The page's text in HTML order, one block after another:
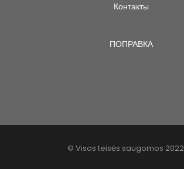
Контакты
ПОПРАВКА
© Visos teisės saugomos